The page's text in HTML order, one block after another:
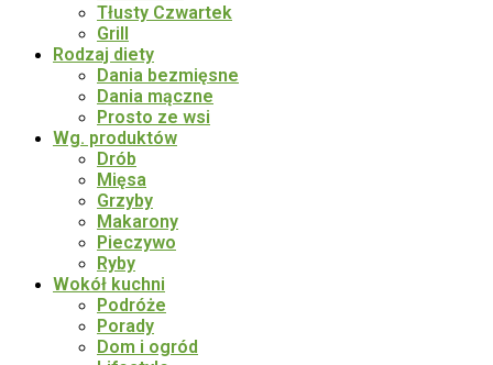
Tłusty Czwartek
Grill
Rodzaj diety
Dania bezmięsne
Dania mączne
Prosto ze wsi
Wg. produktów
Drób
Mięsa
Grzyby
Makarony
Pieczywo
Ryby
Wokół kuchni
Podróże
Porady
Dom i ogród